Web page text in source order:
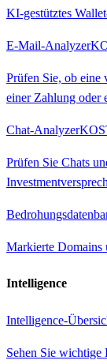
KI-gestütztes
E-Mail-Analyzer
Prüfen Sie, ob eine
einer Zahlung oder
Chat-Analyzer
Prüfen Sie Chats
Markierte Domains
Intelligence
Intelligence-
Sehen Sie wichtige